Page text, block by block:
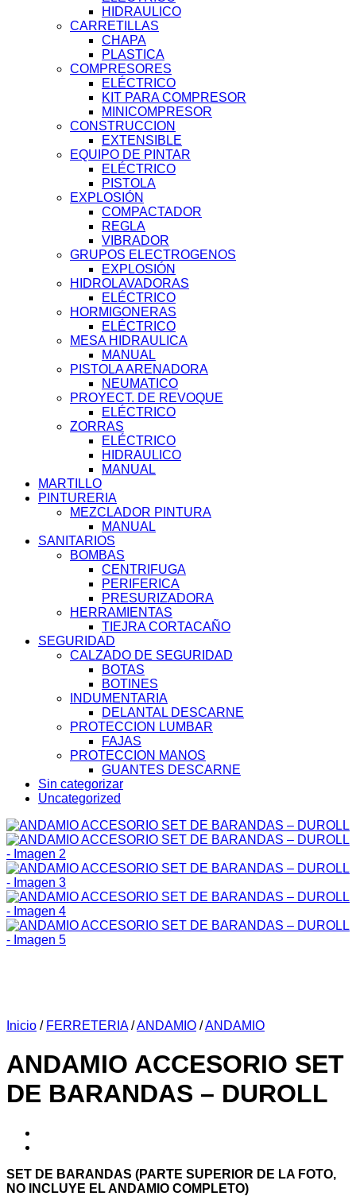
HIDRAULICO
CARRETILLAS
CHAPA
PLASTICA
COMPRESORES
ELÉCTRICO
KIT PARA COMPRESOR
MINICOMPRESOR
CONSTRUCCION
EXTENSIBLE
EQUIPO DE PINTAR
ELÉCTRICO
PISTOLA
EXPLOSIÓN
COMPACTADOR
REGLA
VIBRADOR
GRUPOS ELECTROGENOS
EXPLOSIÓN
HIDROLAVADORAS
ELÉCTRICO
HORMIGONERAS
ELÉCTRICO
MESA HIDRAULICA
MANUAL
PISTOLA ARENADORA
NEUMATICO
PROYECT. DE REVOQUE
ELÉCTRICO
ZORRAS
ELÉCTRICO
HIDRAULICO
MANUAL
MARTILLO
PINTURERIA
MEZCLADOR PINTURA
MANUAL
SANITARIOS
BOMBAS
CENTRIFUGA
PERIFERICA
PRESURIZADORA
HERRAMIENTAS
TIEJRA CORTACAÑO
SEGURIDAD
CALZADO DE SEGURIDAD
BOTAS
BOTINES
INDUMENTARIA
DELANTAL DESCARNE
PROTECCION LUMBAR
FAJAS
PROTECCION MANOS
GUANTES DESCARNE
Sin categorizar
Uncategorized
Inicio / FERRETERIA /ANDAMIO /ANDAMIO
ANDAMIO ACCESORIO SET
DE BARANDAS – DUROLL
SET DE BARANDAS (PARTE SUPERIOR DE LA FOTO,
NO INCLUYE EL ANDAMIO COMPLETO)